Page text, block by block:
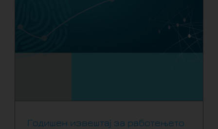
Годишен извештај за работењето